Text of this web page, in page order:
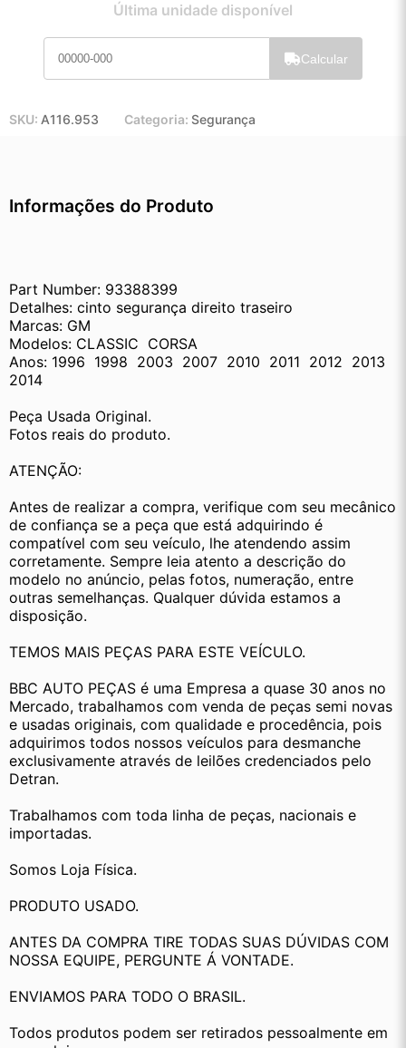
Última unidade disponível
Calcular
SKU: A116.953 Categoria: Segurança
Informações do Produto
Part Number: 93388399
Detalhes: cinto segurança direito traseiro
Marcas: GM
Modelos: CLASSIC  CORSA
Anos: 1996  1998  2003  2007  2010  2011  2012  2013
2014
Peça Usada Original.
Fotos reais do produto.
ATENÇÃO:
Antes de realizar a compra, verifique com seu mecânico
de confiança se a peça que está adquirindo é
compatível com seu veículo, lhe atendendo assim
corretamente. Sempre leia atento a descrição do
modelo no anúncio, pelas fotos, numeração, entre
outras semelhanças. Qualquer dúvida estamos a
disposição.
TEMOS MAIS PEÇAS PARA ESTE VEÍCULO.
BBC AUTO PEÇAS é uma Empresa a quase 30 anos no
Mercado, trabalhamos com venda de peças semi novas
e usadas originais, com qualidade e procedência, pois
adquirimos todos nossos veículos para desmanche
exclusivamente através de leilões credenciados pelo
Detran.
Trabalhamos com toda linha de peças, nacionais e
importadas.
Somos Loja Física.
PRODUTO USADO.
ANTES DA COMPRA TIRE TODAS SUAS DÚVIDAS COM
NOSSA EQUIPE, PERGUNTE Á VONTADE.
ENVIAMOS PARA TODO O BRASIL.
Todos produtos podem ser retirados pessoalmente em